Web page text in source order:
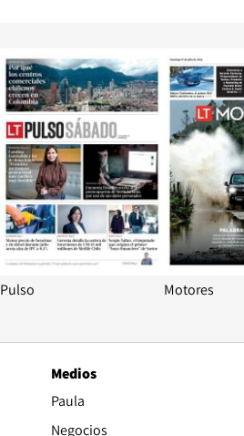
Opens in new window Opens in
Pulso Motores
Medios
Paula
Negocios